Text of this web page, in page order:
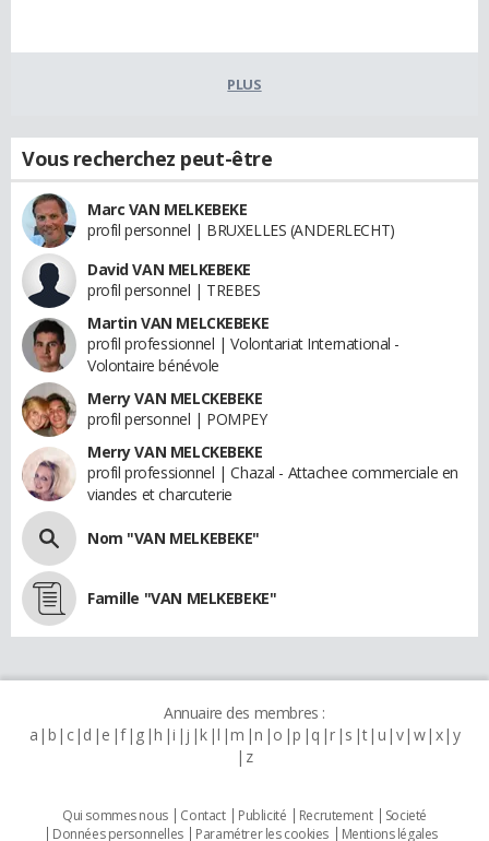
PLUS
Vous recherchez peut-être
Marc VAN MELKEBEKE
profil personnel | BRUXELLES (ANDERLECHT)
David VAN MELKEBEKE
profil personnel | TREBES
Martin VAN MELCKEBEKE
profil professionnel | Volontariat International -
Volontaire bénévole
Merry VAN MELCKEBEKE
profil personnel | POMPEY
Merry VAN MELCKEBEKE
profil professionnel | Chazal - Attachee commerciale en
viandes et charcuterie
Nom "VAN MELKEBEKE"
Famille "VAN MELKEBEKE"
Annuaire des membres :
a b c d e f g h i j k l m n o p q r s t u v w x y
z
Qui sommes nous Contact Publicité Recrutement
Societé
Données personnelles
Paramétrer les cookies Mentions légales